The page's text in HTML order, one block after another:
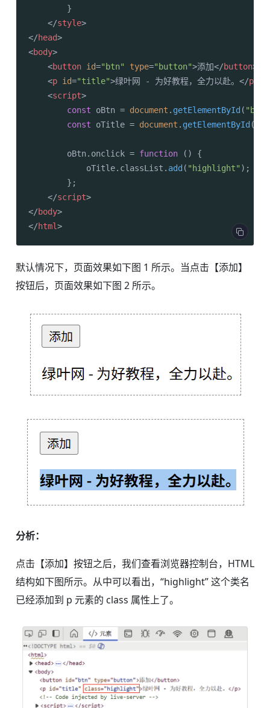
        }
</style>
</head>
<body>
<button id="btn" type="button">添加</button>
<p id="title">绿叶网 - 为好教程，全力以赴。 </p
<script>
const oBtn = document . getElementById ( "btn"
const oTitle = document . getElementById (
        oBtn.
onclick = function ( ) {
            oTitle.
classList . add ( "highlight" );
        };
</script>
</body>
</html>
默认情况下，页面效果如下图 1 所示。当点击【添加】
按钮后，页面效果如下图 2 所示。
分析：
点击【添加】按钮之后，我们查看浏览器控制台，HTML
结构如下图所示。从中可以看出，“highlight” 这个类名
已经添加到 p 元素的 class 属性上了。